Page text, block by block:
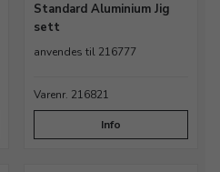
Standard Aluminium Jig
sett
anvendes til 216777
Varenr. 216821
Info